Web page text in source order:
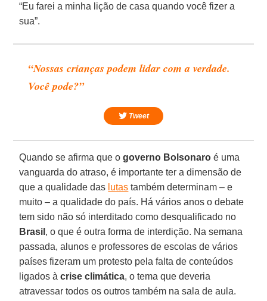
“Eu farei a minha lição de casa quando você fizer a
sua”.
“Nossas crianças podem lidar com a verdade.
Você pode?”
Tweet
Quando se afirma que ogoverno Bolsonaro é uma
vanguarda do atraso, é importante ter a dimensão de
que a qualidade das lutas também determinam – e
muito – a qualidade do país. Há vários anos o debate
tem sido não só interditado como desqualificado no
Brasil , o que é outra forma de interdição. Na semana
passada, alunos e professores de escolas de vários
países fizeram um protesto pela falta de conteúdos
ligados àcrise climática, o tema que deveria
atravessar todos os outros também na sala de aula.